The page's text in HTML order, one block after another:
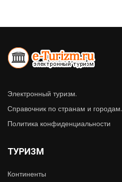
Электронный туризм.
Справочник по странам и городам.
Политика конфиденциальности
ТУРИЗМ
Континенты